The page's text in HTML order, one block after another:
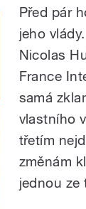
Před pár
jeho
Nicolas
France
samá
vlastního
třetím
změnám
jednou ze